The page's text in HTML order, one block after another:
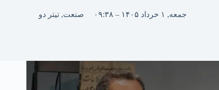
جمعه, ۱ خرداد ۱۴۰۵ – ۰۹:۳۸ صنعت, تیتر دو